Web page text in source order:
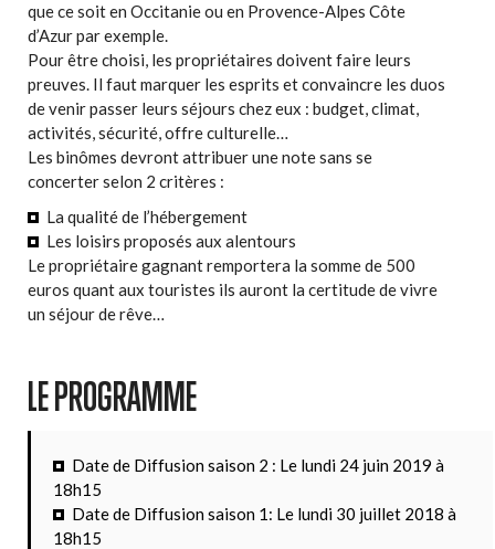
que ce soit en Occitanie ou en Provence-Alpes Côte
d’Azur par exemple.
Pour être choisi, les propriétaires doivent faire leurs
preuves. Il faut marquer les esprits et convaincre les duos
de venir passer leurs séjours chez eux : budget, climat,
activités, sécurité, offre culturelle…
Les binômes devront attribuer une note sans se
concerter selon 2 critères :
La qualité de l’hébergement
Les loisirs proposés aux alentours
Le propriétaire gagnant remportera la somme de 500
euros quant aux touristes ils auront la certitude de vivre
un séjour de rêve…
LE PROGRAMME
Date de Diffusion saison 2 : Le lundi 24 juin 2019 à
18h15
Date de Diffusion saison 1: Le lundi 30 juillet 2018 à
18h15